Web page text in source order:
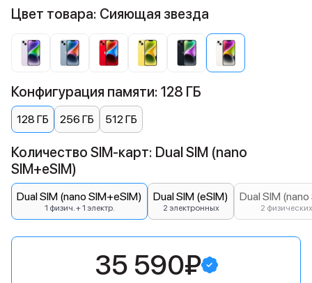
Цвет товара: Сияющая звезда
Конфигурация памяти: 128 ГБ
128 ГБ 256 ГБ 512 ГБ
Количество SIM-карт: Dual SIM (nano
SIM+eSIM)
Dual SIM (nano SIM+eSIM)
1 физич. + 1 электр.
Dual SIM (eSIM)
2 электронных
Dual SIM
2 физических
35 590₽